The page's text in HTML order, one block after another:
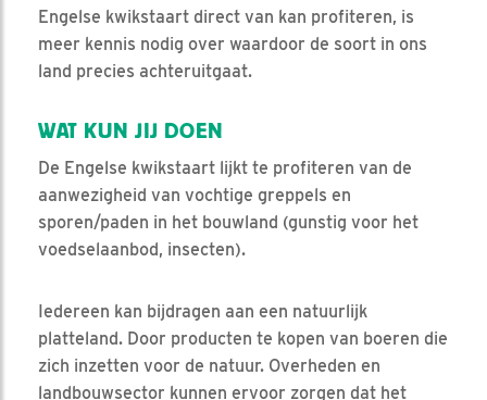
Engelse kwikstaart direct van kan profiteren, is
meer kennis nodig over waardoor de soort in ons
land precies achteruitgaat.
WAT KUN JIJ DOEN
De Engelse kwikstaart lijkt te profiteren van de
aanwezigheid van vochtige greppels en
sporen/paden in het bouwland (gunstig voor het
voedselaanbod, insecten).
Iedereen kan bijdragen aan een natuurlijk
platteland. Door producten te kopen van boeren die
zich inzetten voor de natuur. Overheden en
landbouwsector kunnen ervoor zorgen dat het